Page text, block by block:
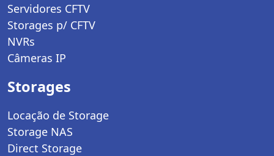
Servidores CFTV
Storages p/ CFTV
NVRs
Câmeras IP
Storages
Locação de Storage
Storage NAS
Direct Storage